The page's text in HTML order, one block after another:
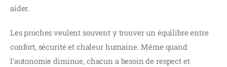
aider.
Les proches veulent souvent y trouver un équilibre entre
confort, sécurité et chaleur humaine. Même quand
l’autonomie diminue, chacun a besoin de respect et